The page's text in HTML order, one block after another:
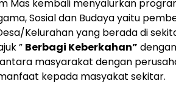
Mas kembali menyalurkan
Sosial dan Budaya yaitu
Kelurahan yang berada di
” Berbagi Keberkahan”
masyarakat dengan
kepada masyakat sekitar.